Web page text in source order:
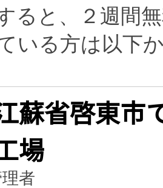
ると、２週間
いる方は以下
蘇省啓東市
場
者